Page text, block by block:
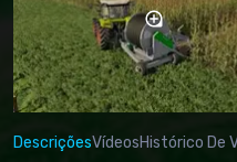
DescriçõesVídeosHistórico De